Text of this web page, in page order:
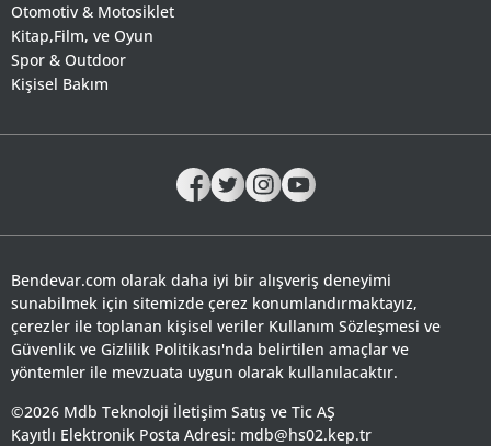
Otomotiv & Motosiklet
Kitap,Film, ve Oyun
Spor & Outdoor
Kişisel Bakım
Bendevar.com olarak daha iyi bir alışveriş deneyimi
sunabilmek için sitemizde çerez konumlandırmaktayız,
çerezler ile toplanan kişisel veriler Kullanım Sözleşmesi ve
Güvenlik ve Gizlilik Politikası'nda belirtilen amaçlar ve
yöntemler ile mevzuata uygun olarak kullanılacaktır.
©2026 Mdb Teknoloji İletişim Satış ve Tic AŞ
Kayıtlı Elektronik Posta Adresi: mdb@hs02.kep.tr